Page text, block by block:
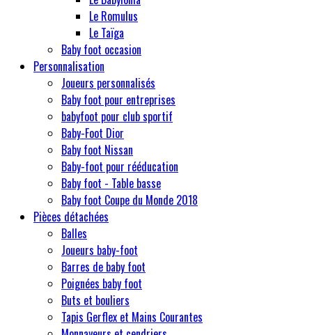
Le Romulus
Le Taïga
Baby foot occasion
Personnalisation
Joueurs personnalisés
Baby foot pour entreprises
babyfoot pour club sportif
Baby-Foot Dior
Baby foot Nissan
Baby-foot pour rééducation
Baby foot - Table basse
Baby foot Coupe du Monde 2018
Pièces détachées
Balles
Joueurs baby-foot
Barres de baby foot
Poignées baby foot
Buts et bouliers
Tapis Gerflex et Mains Courantes